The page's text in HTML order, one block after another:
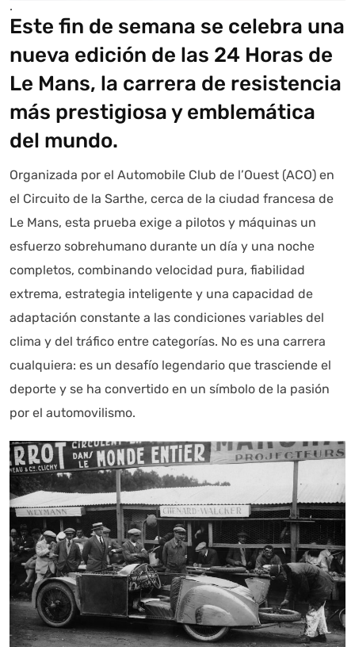
.
Este fin de semana se celebra una
nueva edición de las 24 Horas de
Le Mans, la carrera de resistencia
más prestigiosa y emblemática
del mundo.
Organizada por el Automobile Club de l’Ouest (ACO) en
el Circuito de la Sarthe, cerca de la ciudad francesa de
Le Mans, esta prueba exige a pilotos y máquinas un
esfuerzo sobrehumano durante un día y una noche
completos, combinando velocidad pura, fiabilidad
extrema, estrategia inteligente y una capacidad de
adaptación constante a las condiciones variables del
clima y del tráfico entre categorías. No es una carrera
cualquiera: es un desafío legendario que trasciende el
deporte y se ha convertido en un símbolo de la pasión
por el automovilismo.